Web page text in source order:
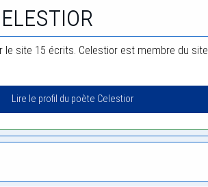
le site 15 écrits. Celestior est membre du site
Lire le profil du poète Celestior